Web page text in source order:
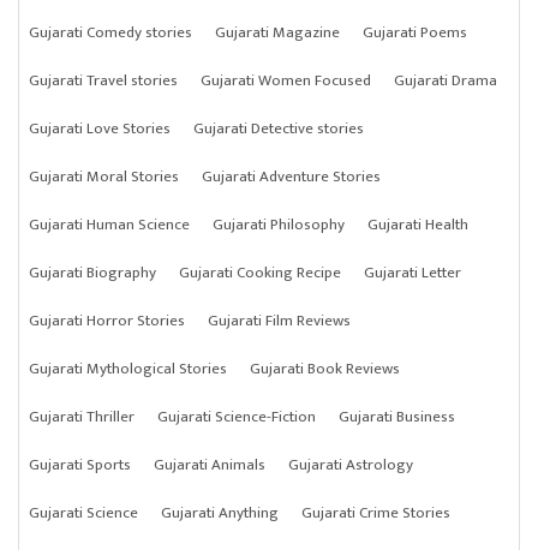
Gujarati Comedy stories
Gujarati Magazine
Gujarati Poems
Gujarati Travel stories
Gujarati Women Focused
Gujarati Drama
Gujarati Love Stories
Gujarati Detective stories
Gujarati Moral Stories
Gujarati Adventure Stories
Gujarati Human Science
Gujarati Philosophy
Gujarati Health
Gujarati Biography
Gujarati Cooking Recipe
Gujarati Letter
Gujarati Horror Stories
Gujarati Film Reviews
Gujarati Mythological Stories
Gujarati Book Reviews
Gujarati Thriller
Gujarati Science-Fiction
Gujarati Business
Gujarati Sports
Gujarati Animals
Gujarati Astrology
Gujarati Science
Gujarati Anything Gujarati Crime Stories